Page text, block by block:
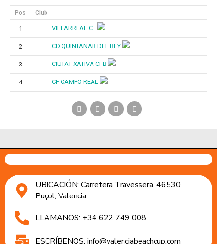
Pos Club
1 VILLARREAL CF
2 CD QUINTANAR DEL REY
3 CIUTAT XATIVA CFB
4 CF CAMPO REAL
UBICACIÓN: Carretera Travessera. 46530
Puçol, Valencia
LLAMANOS: +34 622 749 008
ESCRÍBENOS: info@valenciabeachcup.com